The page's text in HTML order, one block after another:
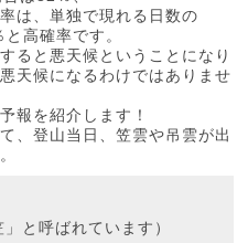
は、単独で現れる日数の
高確率です。
ると悪天候ということになり
天候になるわけではありませ
報を紹介します！
、登山当日、笠雲や吊雲が出
と呼ばれています）